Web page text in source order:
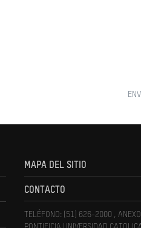
MAPA DEL SITIO
CONTACTO
TELÉFONO: (51) 626-2000 ,